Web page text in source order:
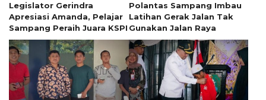
Legislator Gerindra
Apresiasi Amanda, Pelajar
Sampang Peraih Juara KSPI
Polantas Sampang Imbau
Latihan Gerak Jalan Tak
Gunakan Jalan Raya